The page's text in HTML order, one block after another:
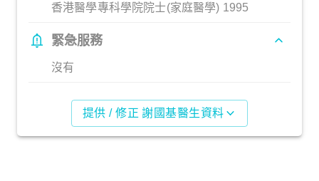
香港醫學專科學院院士(家庭醫學) 1995
緊急服務
沒有
提供 / 修正 謝國基醫生資料